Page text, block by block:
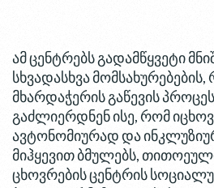
ამ ცენტრებს გადამწყვეტი
სხვადასხვა
მხარდაჭერის გაწევის
გაძლიერდნენ ისე, რომ
ავტონომიურად და
მიჰყევით ბმულებს,
ცხოვრების ცენტრის